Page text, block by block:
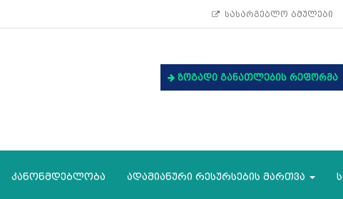
სასარგებლო ბმულები
ზოგადი განათლების რეფორმა
კანონმდებლობა ადამიანური რესურსების მართვა